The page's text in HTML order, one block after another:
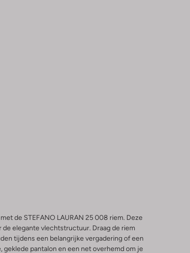
de STEFANO LAURAN 25 008 riem. Deze
elegante vlechtstructuur. Draag de riem
tijdens een belangrijke vergadering of een
pantalon en een net overhemd om je